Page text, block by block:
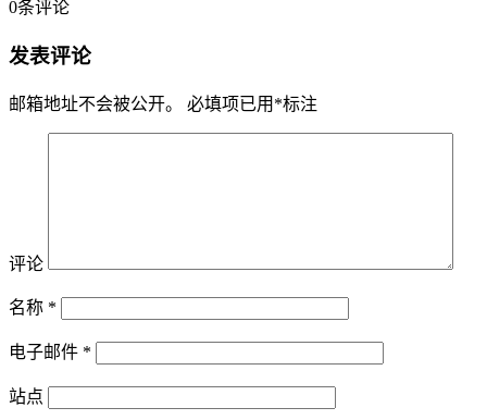
0条评论
发表评论
邮箱地址不会被公开。 必填项已用 *标注
评论
名称 *
电子邮件 *
站点